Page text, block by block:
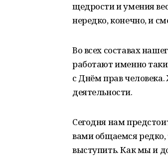
щедрости и умения
нередко, конечно, и
Во всех составах
работают именно
с Днём прав
деятельности.
Сегодня нам
вами общаемся
выступить. Как мы и